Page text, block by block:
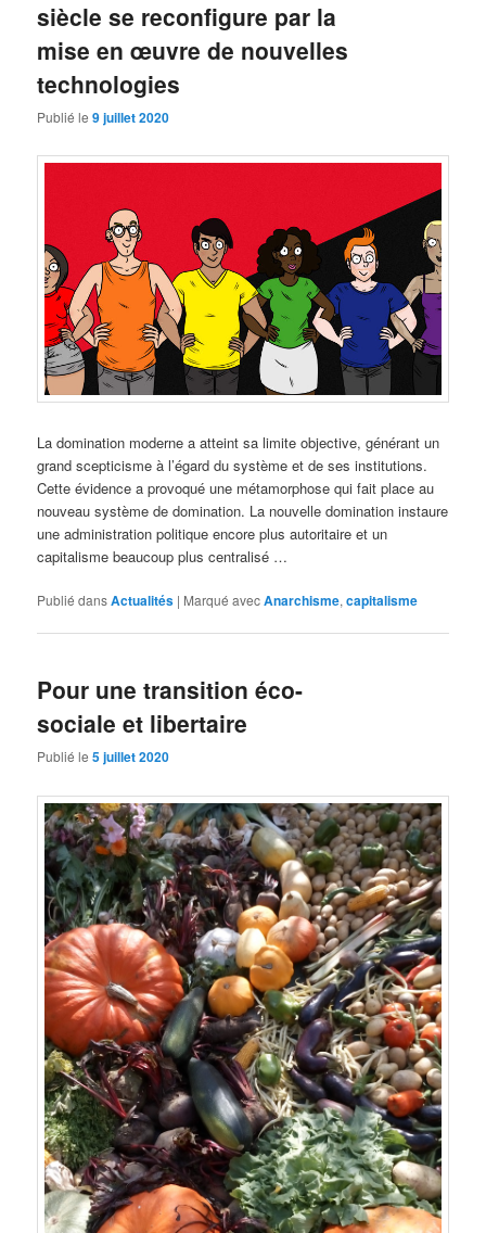
siècle se reconfigure par la
mise en œuvre de nouvelles
technologies
Publié le9 juillet 2020
La domination moderne a atteint sa limite objective, générant un
grand scepticisme à l’égard du système et de ses institutions.
Cette évidence a provoqué une métamorphose qui fait place au
nouveau système de domination. La nouvelle domination instaure
une administration politique encore plus autoritaire et un
capitalisme beaucoup plus centralisé …
Publié dansActualités | Marqué avecAnarchisme,capitalisme
Pour une transition éco-
sociale et libertaire
Publié le5 juillet 2020